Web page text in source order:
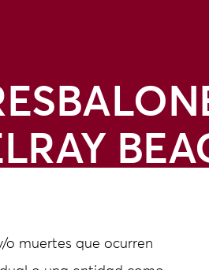
o muertes que ocurren